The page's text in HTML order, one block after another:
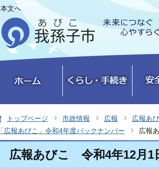
本文へ
トップページ 市政情報 広報 広報あ
「広報あびこ」令和4年度バックナンバー
広報
広報あびこ 令和4年12月1